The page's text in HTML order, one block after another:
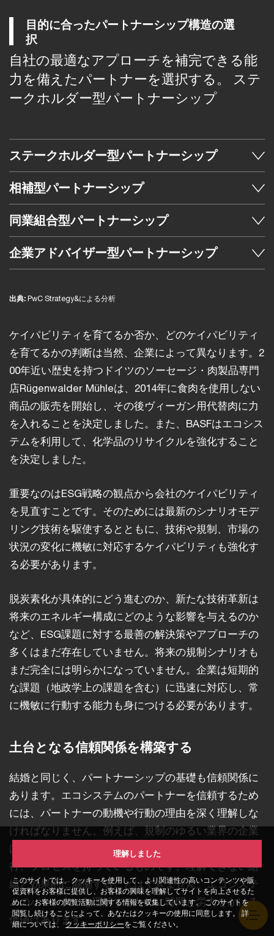
このサイトでは、クッキーを使用して、より関連性の高いコンテンツや販
促資料をお客様に提供し、お客様の興味を理解してサイトを向上させるた
めに、お客様の閲覧活動に関する情報を収集しています。 このサイトを
閲覧し続けることによって、あなたはクッキーの使用に同意します。 詳
細については、クッキーポリシーをご覧ください。
理解しました
目的に合ったパートナーシップ構造の選
択
自社の最適なアプローチを補完できる能
力を備えたパートナーを選択する。 ステ
ークホルダー型パートナーシップ
ステークホルダー型パートナーシップ
相補型パートナーシップ
同業組合型パートナーシップ
企業アドバイザー型パートナーシップ
出典: PwC Strategy&による分析
ケイパビリティを育てるか否か、どのケイパビリティ
を育てるかの判断は当然、企業によって異なります。2
00年近い歴史を持つドイツのソーセージ・肉製品専門
店Rügenwalder Mühleは、2014年に食肉を使用しない
商品の販売を開始し、その後ヴィーガン用代替肉に力
を入れることを決定しました。また、BASFはエコシス
テムを利用して、化学品のリサイクルを強化すること
を決定しました。
重要なのはESG戦略の観点から会社のケイパビリティ
を見直すことです。そのためには最新のシナリオモデ
リング技術を駆使するとともに、技術や規制、市場の
状況の変化に機敏に対応するケイパビリティも強化す
る必要があります。
脱炭素化が具体的にどう進むのか、新たな技術革新は
将来のエネルギー構成にどのような影響を与えるのか
など、ESG課題に対する最善の解決策やアプローチの
多くはまだ存在していません。将来の規制シナリオも
まだ完全には明らかになっていません。企業は短期的
な課題（地政学上の課題を含む）に迅速に対応し、常
に機敏に行動する能力も身につける必要があります。
土台となる信頼関係を構築する
結婚と同じく、パートナーシップの基礎も信頼関係に
あります。エコシステムのパートナーを信頼するため
には、パートナーの動機や行動の理由を深く理解しな
ければなりません。例えば、規制のゆるい業界の企業
は、規制の厳しい業界の企業とは異なる文化、実務慣
行、プロセスを持っているものです。理解できない組
織と効果的に協働することはできません。エコシステ
ムのパートナーを理解するために時間と労力をかける
価値はあります。